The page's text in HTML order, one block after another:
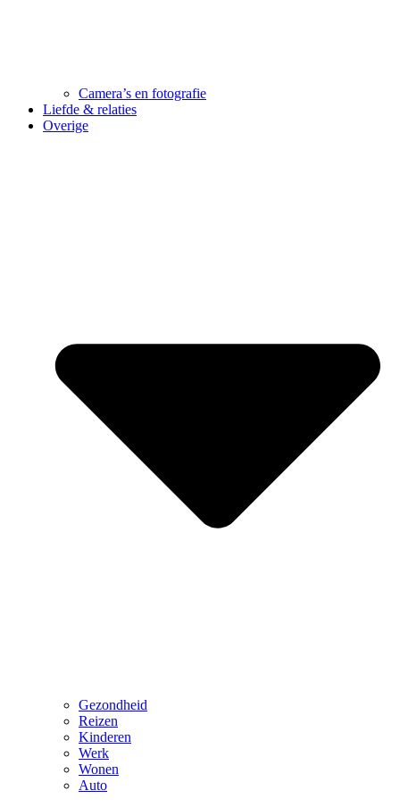
Camera’s en fotografie
Liefde & relaties
Overige
Gezondheid
Reizen
Kinderen
Werk
Wonen
Auto